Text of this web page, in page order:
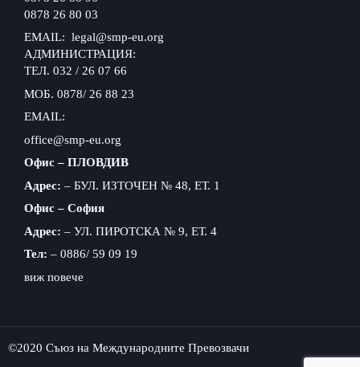
0878 26 80 03
EMAIL: legal@smp-eu.org
АДМИНИСТРАЦИЯ:
ТЕЛ. 032 / 26 07 66
МОБ. 0878/ 26 88 23
EMAIL:
office@smp-eu.org
Офис – ПЛОВДИВ
Адрес: – БУЛ. ИЗТОЧЕН № 48, ЕТ. 1
Офис – София
Адрес: – УЛ. ПИРОТСКА № 9, ЕТ. 4
Тел: – 0886/ 59 09 19
виж повече
©2020 Съюз на Международните Превозвачи